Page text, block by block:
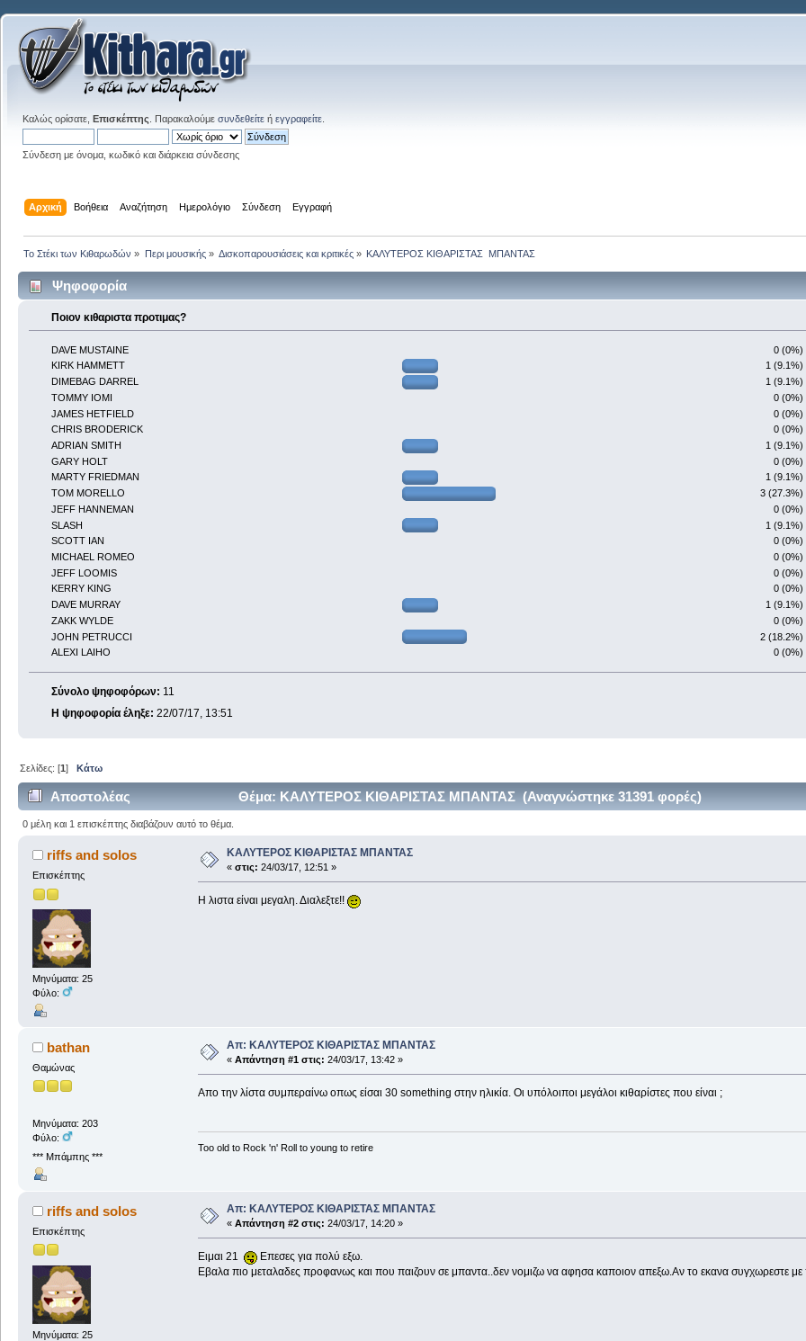
Καλώς ορίσατε, Επισκέπτης . Παρακαλούμε συνδεθείτε ή εγγραφείτε
Σύνδεση με όνομα, κωδικό και διάρκεια σύνδεσης
Αρχική Βοήθεια Αναζήτηση Ημερολόγιο Σύνδεση Εγγραφή
Το Στέκι των Κιθαρωδών » Περι μουσικής» Δισκοπαρουσιάσεις και κριτικές» ΚΑΛΥΤΕΡΟΣ ΚΙΘΑΡΙΣΤΑΣ  ΜΠΑΝΤΑΣ
Ψηφοφορία
Ποιον κιθαριστα προτιμας?
DAVE MUSTAINE
0 (0%)
KIRK HAMMETT
1 (9.1%)
DIMEBAG DARREL
1 (9.1%)
TOMMY IOMI
0 (0%)
JAMES HETFIELD
0 (0%)
CHRIS BRODERICK
0 (0%)
ADRIAN SMITH
1 (9.1%)
GARY HOLT
0 (0%)
MARTY FRIEDMAN
1 (9.1%)
TOM MORELLO
3 (27.3%)
JEFF HANNEMAN
0 (0%)
SLASH
1 (9.1%)
SCOTT IAN
0 (0%)
MICHAEL ROMEO
0 (0%)
JEFF LOOMIS
0 (0%)
KERRY KING
0 (0%)
DAVE MURRAY
1 (9.1%)
ZAKK WYLDE
0 (0%)
JOHN PETRUCCI
2 (18.2%)
ALEXI LAIHO
0 (0%)
Σύνολο ψηφοφόρων: 11
Η ψηφοφορία έληξε: 22/07/17, 13:51
Σελίδες: [1]Κάτω
Αποστολέας Θέμα: ΚΑΛΥΤΕΡΟΣ ΚΙΘΑΡΙΣΤΑΣ ΜΠΑΝΤΑΣ (Αναγνώστηκε 31391 φορές)
0 μέλη και 1 επισκέπτης διαβάζουν αυτό το θέμα.
riffs and solos
Επισκέπτης
Μηνύματα: 25
Φύλο:
ΚΑΛΥΤΕΡΟΣ ΚΙΘΑΡΙΣΤΑΣ ΜΠΑΝΤΑΣ
« στις: 24/03/17, 12:51 »
Η λιστα είναι μεγαλη. Διαλεξτε!!
bathan
Θαμώνας
Μηνύματα: 203
Φύλο:
*** Μπάμπης ***
Απ: ΚΑΛΥΤΕΡΟΣ ΚΙΘΑΡΙΣΤΑΣ ΜΠΑΝΤΑΣ
« Απάντηση #1 στις: 24/03/17, 13:42 »
Απο την λίστα συμπεραίνω οπως είσαι 30 something στην ηλικία. Οι υπόλοιποι μεγάλοι κιθαρίστες που είναι ;
Too old to Rock 'n' Roll to young to retire
riffs and solos
Επισκέπτης
Μηνύματα: 25
Απ: ΚΑΛΥΤΕΡΟΣ ΚΙΘΑΡΙΣΤΑΣ ΜΠΑΝΤΑΣ
« Απάντηση #2 στις: 24/03/17, 14:20 »
Ειμαι 21
Επεσες για πολύ εξω.
Εβαλα πιο μεταλαδες προφανως και που παιζουν σε μπαντα..δεν νομιζω να αφησα καποιον απεξω.Αν το εκανα συγχωρεστε με